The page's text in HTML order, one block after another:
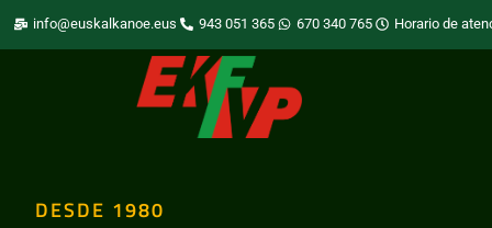
info@euskalkanoe.eus 943 051 365 670 340 765 Horario de
DESDE 1980